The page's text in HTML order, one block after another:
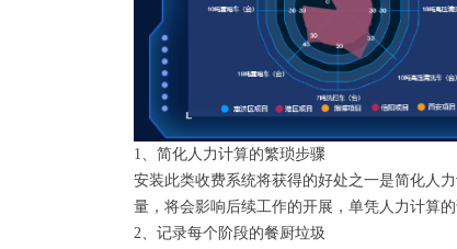
1、简化人力计算的繁琐步骤
安装此类收费系统将获得的好处之一是简化人
量，将会影响后续工作的开展，单凭人力计算的
2、记录每个阶段的餐厨垃圾